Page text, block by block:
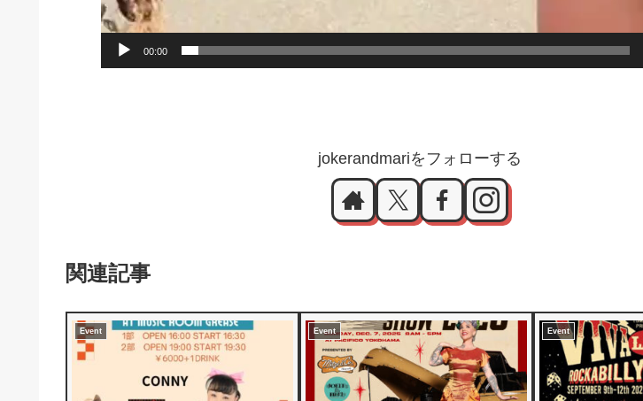
00:00
jokerandmariをフォローする
関連記事
Event Event Event